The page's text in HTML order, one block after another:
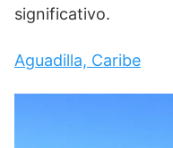
significativo.
Aguadilla, Caribe